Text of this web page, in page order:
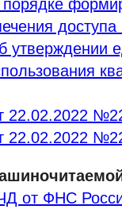
доступа
22.02.2022
22.02.2022
от ФНС